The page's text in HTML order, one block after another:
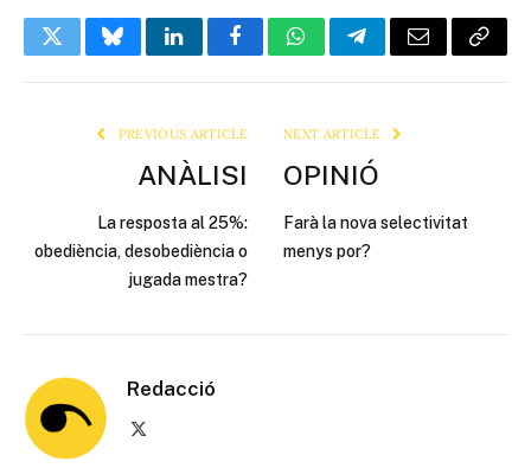
TwitterBlueskyLinkedInFacebookWhatsAppTelegramEmail Copy
PREVIOUS ARTICLE
ANÀLISI
La resposta al 25%:
obediència, desobediència o
jugada mestra?
NEXT ARTICLE
OPINIÓ
Farà la nova selectivitat
menys por?
Redacció